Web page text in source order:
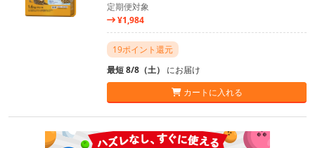
定期便対象
¥1,984
19ポイント還元
最短 8/8（土） にお届け
カートに入れる